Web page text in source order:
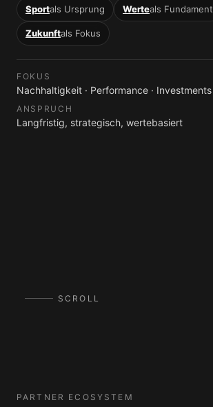
Sportals Ursprung Werteals Fundament
Zukunftals Fokus
FOKUS
Nachhaltigkeit · Performance · Investments
ANSPRUCH
Langfristig, strategisch, wertebasiert
SCROLL
PARTNER ECOSYSTEM